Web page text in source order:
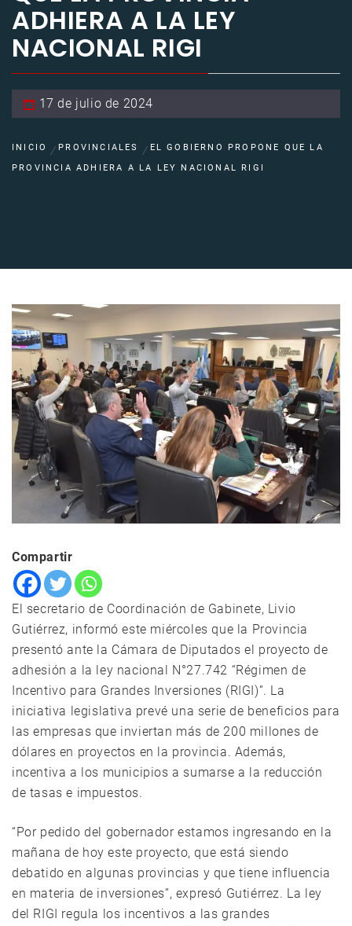
ADHIERA A LA LEY
NACIONAL RIGI
17 de julio de 2024
INICIO PROVINCIALES
EL GOBIERNO PROPONE QUE LA
PROVINCIA ADHIERA A LA LEY NACIONAL RIGI
Compartir
El secretario de Coordinación de Gabinete, Livio
Gutiérrez, informó este miércoles que la Provincia
presentó ante la Cámara de Diputados el proyecto de
adhesión a la ley nacional N°27.742 “Régimen de
Incentivo para Grandes Inversiones (RIGI)”. La
iniciativa legislativa prevé una serie de beneficios para
las empresas que inviertan más de 200 millones de
dólares en proyectos en la provincia. Además,
incentiva a los municipios a sumarse a la reducción
de tasas e impuestos.
“Por pedido del gobernador estamos ingresando en la
mañana de hoy este proyecto, que está siendo
debatido en algunas provincias y que tiene influencia
en materia de inversiones”, expresó Gutiérrez. La ley
del RIGI regula los incentivos a las grandes